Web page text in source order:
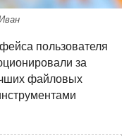
пользователя
за
файловых